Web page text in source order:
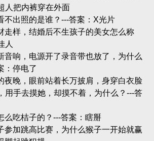
人把内裤穿在外面
不出照的是谁？---答案：X光片
走样，结婚后不生孩子的美女怎么称
人
音响，电源开了录音带也放了，为什么
：停电了
夜晚，眼前站着长万披肩，身穿白衣脸
用手去摸她，却摸不着，为什么？---答
么吃桔子的？---答案：瞎掰
参加跳高比赛，为什么猴子一开始就赢